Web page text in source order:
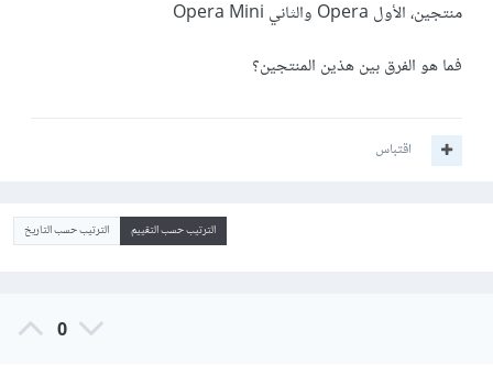
منتجين، الأول Opera والثاني Opera Mini
فما هو الفرق بين هذين المنتجين؟
اقتباس
الترتيب حسب التقييم الترتيب حسب التاريخ
0